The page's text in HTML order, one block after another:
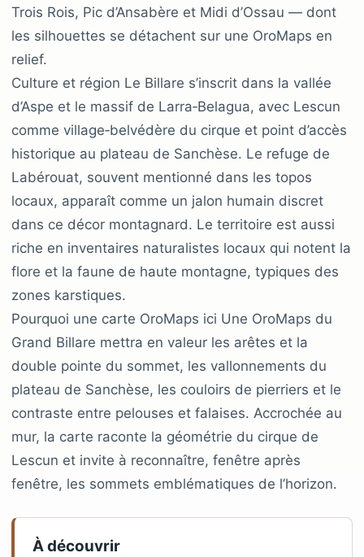
Trois Rois, Pic d’Ansabère et Midi d’Ossau — dont
les silhouettes se détachent sur une OroMaps en
relief.
Culture et région Le Billare s’inscrit dans la vallée
d’Aspe et le massif de Larra‑Belagua, avec Lescun
comme village‑belvédère du cirque et point d’accès
historique au plateau de Sanchèse. Le refuge de
Labérouat, souvent mentionné dans les topos
locaux, apparaît comme un jalon humain discret
dans ce décor montagnard. Le territoire est aussi
riche en inventaires naturalistes locaux qui notent la
flore et la faune de haute montagne, typiques des
zones karstiques.
Pourquoi une carte OroMaps ici Une OroMaps du
Grand Billare mettra en valeur les arêtes et la
double pointe du sommet, les vallonnements du
plateau de Sanchèse, les couloirs de pierriers et le
contraste entre pelouses et falaises. Accrochée au
mur, la carte raconte la géométrie du cirque de
Lescun et invite à reconnaître, fenêtre après
fenêtre, les sommets emblématiques de l’horizon.
À découvrir